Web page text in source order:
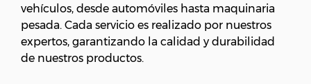
vehículos, desde automóviles hasta maquinaria
pesada. Cada servicio es realizado por nuestros
expertos, garantizando la calidad y durabilidad
de nuestros productos.